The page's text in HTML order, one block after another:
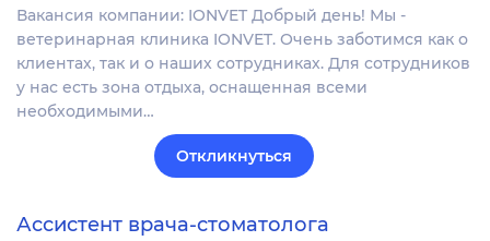
Вакансия компании: IONVET Добрый день! Мы -
ветеринарная клиника IONVET. Очень заботимся как о
клиентах, так и о наших сотрудниках. Для сотрудников
у нас есть зона отдыха, оснащенная всеми
необходимыми…
Откликнуться
Ассистент врача-стоматолога